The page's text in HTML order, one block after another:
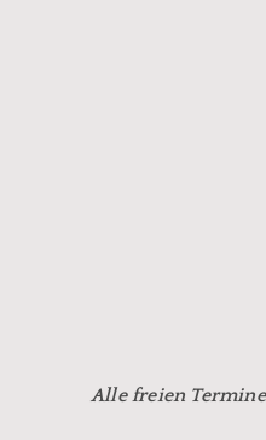
Alle freien